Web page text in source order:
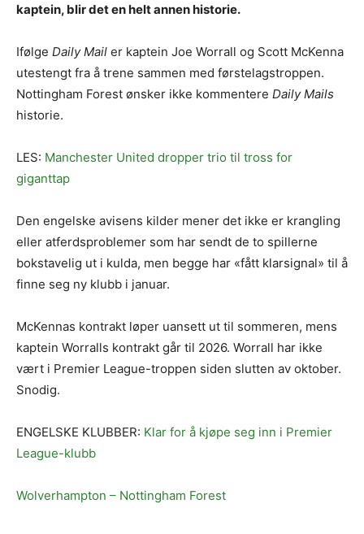
kaptein, blir det en helt annen historie.
Ifølge Daily Mail er kaptein Joe Worrall og Scott McKenna
utestengt fra å trene sammen med førstelagstroppen.
Nottingham Forest ønsker ikke kommentere Daily Mails
historie.
LES: Manchester United dropper trio til tross for
giganttap
Den engelske avisens kilder mener det ikke er krangling
eller atferdsproblemer som har sendt de to spillerne
bokstavelig ut i kulda, men begge har «fått klarsignal» til å
finne seg ny klubb i januar.
McKennas kontrakt løper uansett ut til sommeren, mens
kaptein Worralls kontrakt går til 2026. Worrall har ikke
vært i Premier League-troppen siden slutten av oktober.
Snodig.
ENGELSKE KLUBBER: Klar for å kjøpe seg inn i Premier
League-klubb
Wolverhampton – Nottingham Forest